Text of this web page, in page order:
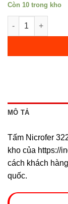
Còn 10 trong kho
Tấm Nicrofer
MÔ TẢ
Tấm Nicrofer
kho của https://
cách khách
quốc.